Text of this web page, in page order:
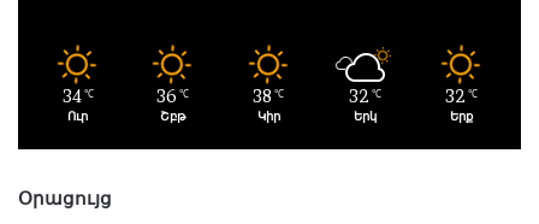
34 ℃
Ուր
36 ℃
Շբթ
38 ℃
Կիր
32 ℃
Երկ
32 ℃
Երք
Օրացույց